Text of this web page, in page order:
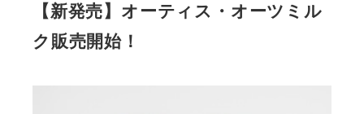
【新発売】オーティス・オーツミル
ク販売開始！